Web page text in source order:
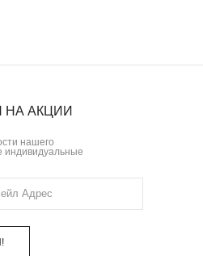
НА АКЦИИ
нашего
индивидуальные